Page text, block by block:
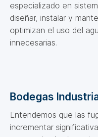
especializado en
diseñar, instalar y
optimizan el uso del
innecesarias.
Bodegas
Entendemos que las
incrementar